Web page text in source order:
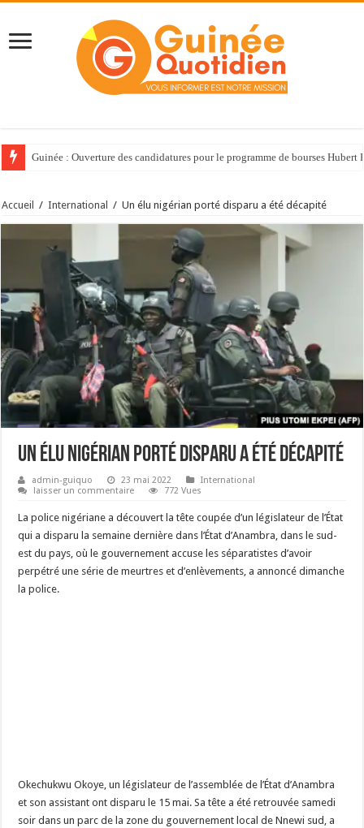
Guinée : Ouverture des candidatures pour le programme de bourses
Accueil / International / Un élu nigérian porté disparu a été décapité
Un élu nigérian porté disparu a été décapité
admin-guiquo 23 mai 2022
International
laisser un commentaire
772 Vues
La police nigériane a découvert la tête coupée d’un législateur de l’État
qui a disparu la semaine dernière dans l’État d’Anambra, dans le sud-
est du pays, où le gouvernement accuse les séparatistes d’avoir
perpétré une série de meurtres et d’enlèvements, a annoncé dimanche
la police.
Okechukwu Okoye, un législateur de l’assemblée de l’État d’Anambra
et son assistant ont disparu le 15 mai. Sa tête a été retrouvée samedi
soir dans un parc de la zone du gouvernement local de Nnewi sud, a